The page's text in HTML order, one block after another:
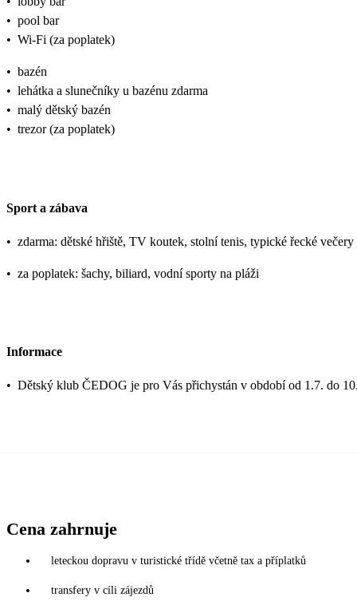
• pool bar
• Wi-Fi (za poplatek)
• bazén
• lehátka a slunečníky u bazénu zdarma
• malý dětský bazén
• trezor (za poplatek)
Sport a zábava
• zdarma: dětské hřiště, TV koutek, stolní tenis, typické řecké
• za poplatek: šachy, biliard, vodní sporty na pláži
Informace
• Dětský klub ČEDOG je pro Vás přichystán v období od 1.7. do
Cena zahrnuje
leteckou dopravu v turistické třídě včetně tax a příplatků
transfery v cíli zájezdů